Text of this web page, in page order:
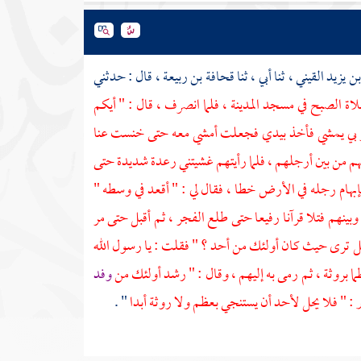
يزيد القيني، ثنا أبي ، ثناقحافة بن ربيعة، قال : حدثني
الصبح فيمسجد المدينة، فلما انصرف ، قال : " أيكم
بي يمشي فأخذ بيدي فجعلت أمشي معه حتى خنست عنا
من بين أرجلهم ، فلما رأيتهم غشيتني رعدة شديدة حتى
رجله في الأرض خطا ، فقال لي : " أقعد في وسطه "
فتلا قرآنا رفيعا حتى طلع الفجر ، ثم أقبل حتى مر
ترى حيث كان أولئك من أحد ؟ " فقلت : يا رسول الله
بروثة ، ثم رمى به إليهم ، وقال : " رشد أولئك منوفد
: " فلا يحل لأحد أن يستنجي بعظم ولا روثة أبدا" .